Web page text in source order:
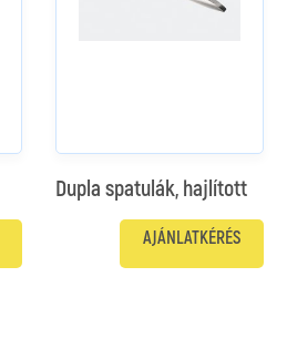
Dupla spatulák, hajlított
AJÁNLATKÉRÉS